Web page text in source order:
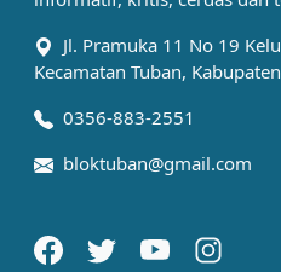
Jl. Pramuka 11 No 19
Kecamatan Tuban,
0356-883-2551
bloktuban@gmail.com